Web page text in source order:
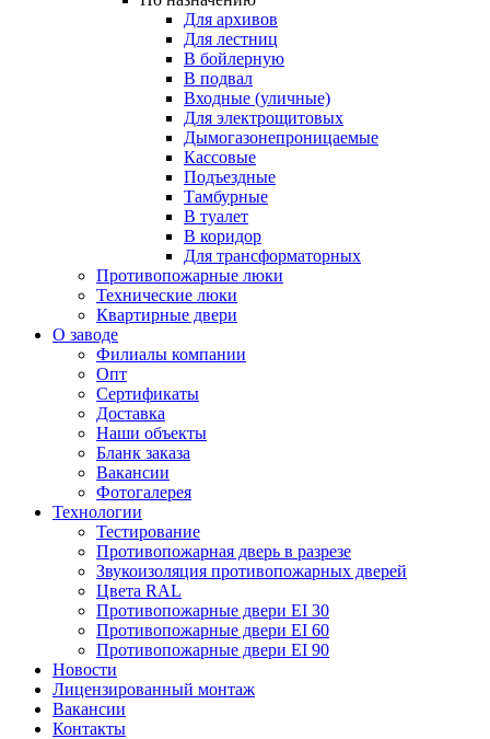
Для архивов
Для лестниц
В бойлерную
В подвал
Входные (уличные)
Для электрощитовых
Дымогазонепроницаемые
Кассовые
Подъездные
Тамбурные
В туалет
В коридор
Для трансформаторных
Противопожарные люки
Технические люки
Квартирные двери
О заводе
Филиалы компании
Опт
Сертификаты
Доставка
Наши объекты
Бланк заказа
Вакансии
Фотогалерея
Технологии
Тестирование
Противопожарная дверь в разрезе
Звукоизоляция противопожарных дверей
Цвета RAL
Противопожарные двери EI 30
Противопожарные двери EI 60
Противопожарные двери EI 90
Новости
Лицензированный монтаж
Вакансии
Контакты